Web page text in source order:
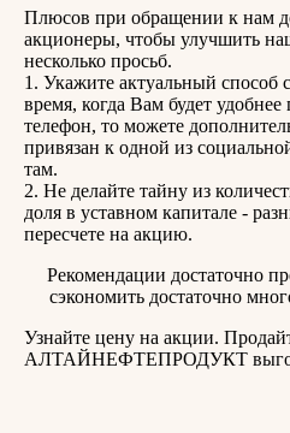
Плюсов при обращении к нам
акционеры, чтобы улучшить
несколько просьб.
1. Укажите актуальный способ
время, когда Вам будет
телефон, то можете
привязан к одной из
там.
2. Не делайте тайну из
доля в уставном капитале -
пересчете на акцию.
Рекомендации достаточно
сэкономить достаточно
Узнайте цену на акции.
АЛТАЙНЕФТЕПРОДУКТ